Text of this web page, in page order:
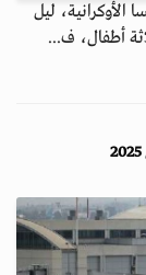
ليل
أطفال، ف...